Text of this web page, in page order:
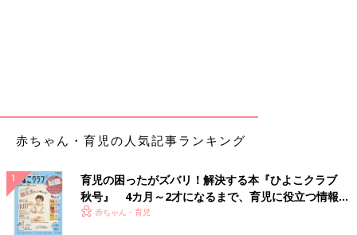
赤ちゃん・育児の人気記事ランキング
育児の困ったがズバリ！解決する本『ひよこクラブ
秋号』 4カ月～2才になるまで、育児に役立つ情報が
いっぱい！
赤ちゃん・育児